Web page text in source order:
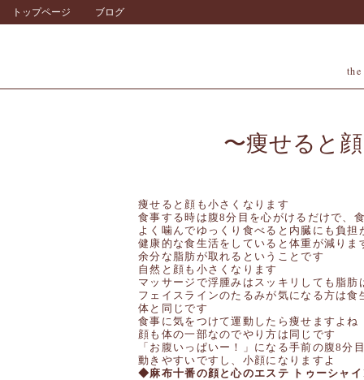
トップページ ブログ
痩せると
痩せると顔も小さくなります
食事する時は腹8分目を心がけるだけで、
よく噛んでゆっくり食べると内臓にも負担
健康的な食生活をしていると体重が減りま
余分な脂肪が取れるということです
自然と顔も小さくなります
マッサージで浮腫みはスッキリしても脂肪
フェイスラインのたるみが気になる方は
体と同じです
食事に気をつけて運動したら痩せますよね
顔も体の一部なのでやり方は同じです
「お腹いっぱいー！」になる手前の腹8分
動きやすいですし、小顔になりますよ
◆麻布十番の顔と心のエステ トゥーシャ